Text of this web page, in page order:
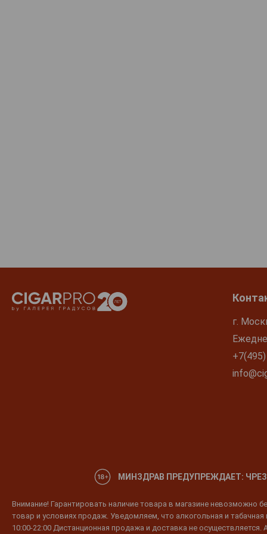
Isfjord
J.J. Whitley
LAB
Ladoga
г.
МИНЗДРАВ ПРЕДУПРЕЖДАЕТ:
Внимание! Гарантировать наличие товара в магазине невозможно
товар и условиях продаж. Уведомляем, что алкогольная и
10:00-22:00 Дистанционная продажа и доставка не